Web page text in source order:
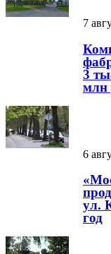
7
3
млн
6
ул.
год